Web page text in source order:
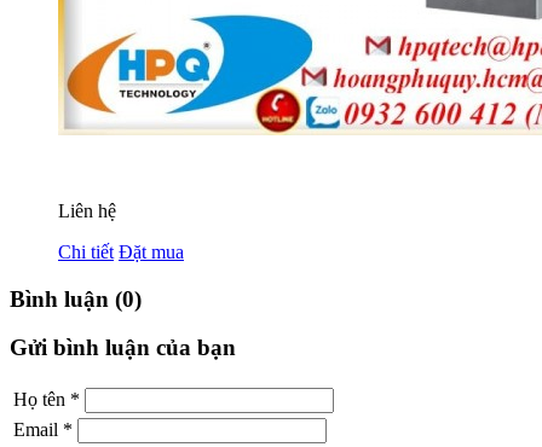
Liên hệ
Chi tiết Đặt mua
Bình luận (0)
Gửi bình luận của bạn
Họ tên *
Email *